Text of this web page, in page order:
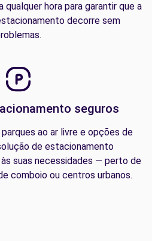
hora para garantir que a
decorre sem
seguros
ao ar livre e opções de
de estacionamento
suas necessidades — perto de
comboio ou centros urbanos.